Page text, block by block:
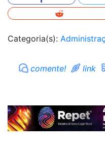
Categoria(s):
comente! link